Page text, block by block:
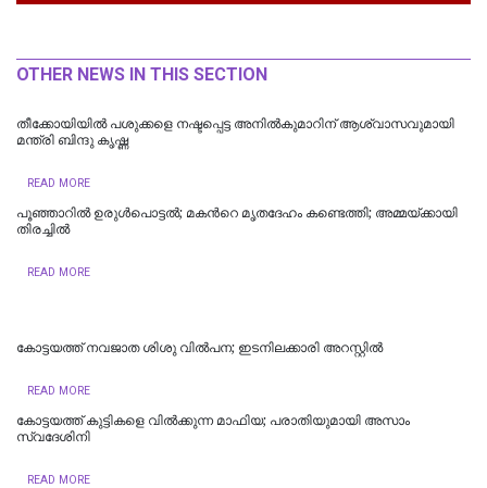
OTHER NEWS IN THIS SECTION
തീക്കോയിയില്‍ പശുക്കളെ നഷ്ടപ്പെട്ട അനിൽകുമാറിന് ആശ്വാസവുമായി
മന്ത്രി ബിന്ദു കൃഷ്ണ
READ MORE
പൂഞ്ഞാറില്‍ ഉരുൾപൊട്ടൽ; മകന്‍റെ മൃതദേഹം കണ്ടെത്തി; അമ്മയ്ക്കായി
തിരച്ചിൽ
READ MORE
കോട്ടയത്ത് നവജാത ശിശു വില്‍പന; ഇടനിലക്കാരി അറസ്റ്റില്‍
READ MORE
കോട്ടയത്ത് കുട്ടികളെ വിൽക്കുന്ന മാഫിയ; പരാതിയുമായി അസാം
സ്വദേശിനി
READ MORE